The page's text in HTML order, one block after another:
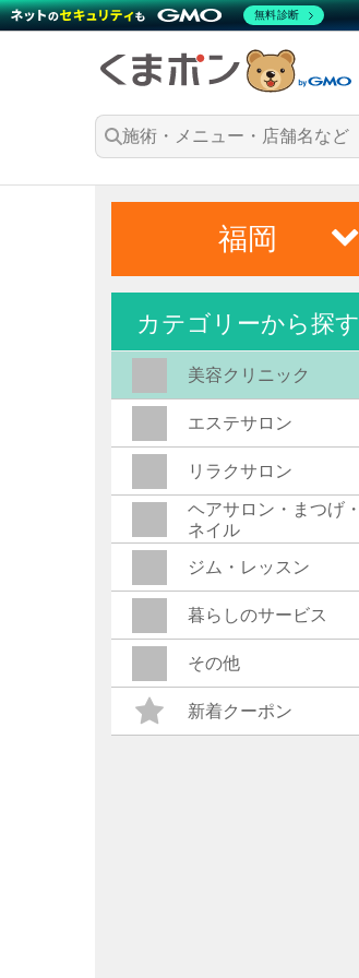
福岡
カテゴリーから探す
美容クリニック
エステサロン
リラクサロン
ヘアサロン・まつげ・
ネイル
ジム・レッスン
暮らしのサービス
その他
新着クーポン
無料診断